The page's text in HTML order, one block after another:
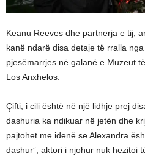
Keanu Reeves dhe partnerja e tij,
kanë ndarë disa detaje të rralla
pjesëmarrjes në galanë e Muzeut
Los Anxhelos.
Çifti, i cili është në një lidhje prej
dashuria ka ndikuar në jetën dhe
pajtohet me idenë se Alexandra
dashur”, aktori i njohur nuk hezitoi